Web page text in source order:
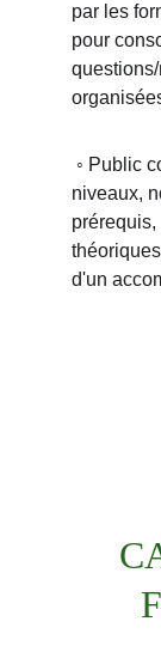
par les
pour
niveaux,
d'un